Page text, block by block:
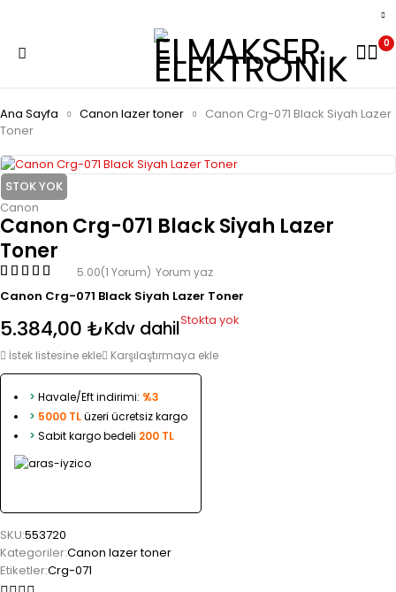
0
Ana Sayfa Canon lazer toner
Canon Crg-071 Black Siyah Lazer
Toner
STOK YOK
Canon
Canon Crg-071 Black Siyah Lazer
Toner
5.00(1 Yorum) Yorum yaz
Canon Crg-071 Black Siyah Lazer Toner
5.384,00 ₺Kdv dahilStokta yok
İstek listesine ekle Karşılaştırmaya ekle
> Havale/Eft indirimi: %3
> 5000 TLüzeri ücretsiz kargo
> Sabit kargo bedeli 200 TL
SKU:553720
Kategoriler:Canon lazer toner
Etiketler:Crg-071